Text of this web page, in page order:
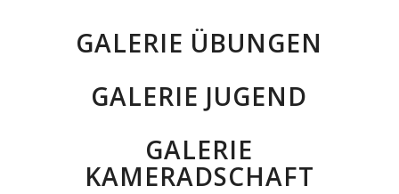
GALERIE ÜBUNGEN
GALERIE JUGEND
GALERIE
KAMERADSCHAFT